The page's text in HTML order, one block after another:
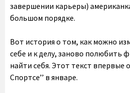
завершении карьеры)
большом порядке.
Вот история о том, как можно
себе и к делу, заново полюбить
найти себя. Этот текст впервые
Спортсе’’ в январе.